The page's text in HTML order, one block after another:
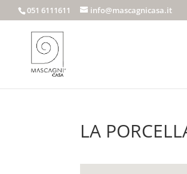
051 6111611 info@mascagnicasa.it
LA